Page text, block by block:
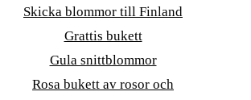
Skicka blommor till Finland
Grattis bukett
Gula snittblommor
Rosa bukett av rosor och